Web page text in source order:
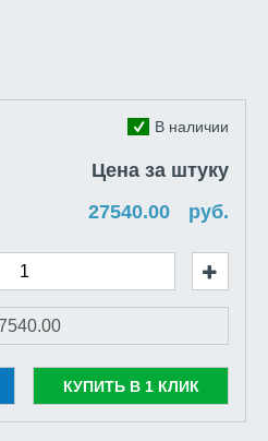
В наличии
Цена за штуку
руб.
КУПИТЬ В 1 КЛИК